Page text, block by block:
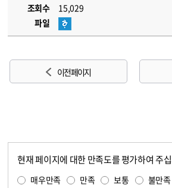
조회수
15,029
파일
이전 페이지
현재 페이지에 대한 만족도를 평가하여 주
매우만족 만족 보통 불만족